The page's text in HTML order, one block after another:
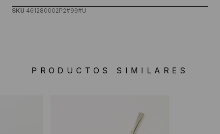
SKU 461280002P2#99#U
PRODUCTOS SIMILARES